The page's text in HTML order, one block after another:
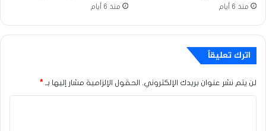
منذ 6 أيام منذ 6 أيام
اترك تعليقاً
لن يتم نشر عنوان بريدك الإلكتروني. الحقول الإلزامية مشار إليها بـ *